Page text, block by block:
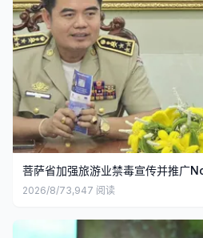
菩萨省加强旅游业禁毒宣传并推广
2026/8/73,947 阅读